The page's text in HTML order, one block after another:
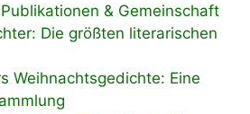
& Gemeinschaft
Die größten literarischen
Weihnachtsgedichte: Eine